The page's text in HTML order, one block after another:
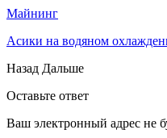
Майнинг
Асики на водяном
Назад Дальше
Оставьте ответ
Ваш электронный адрес не